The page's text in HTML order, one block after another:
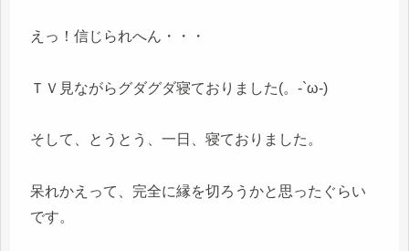
えっ！信じられへん・・・
ＴＶ見ながらグダグダ寝ておりました(。-`ω-)
そして、とうとう、一日、寝ておりました。
呆れかえって、完全に縁を切ろうかと思ったぐらい
です。